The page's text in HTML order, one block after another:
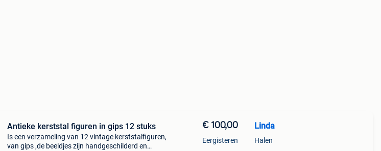
Antieke kerststal figuren in gips 12 stuks
Is een verzameling van 12 vintage kerststalfiguren,
van gips ,de beeldjes zijn handgeschilderd en
€ 100,00
Eergisteren
Linda
Halen